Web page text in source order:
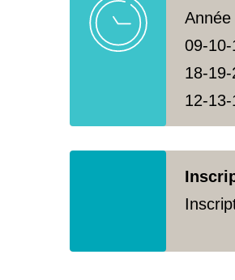
Année
09-
18-
12-